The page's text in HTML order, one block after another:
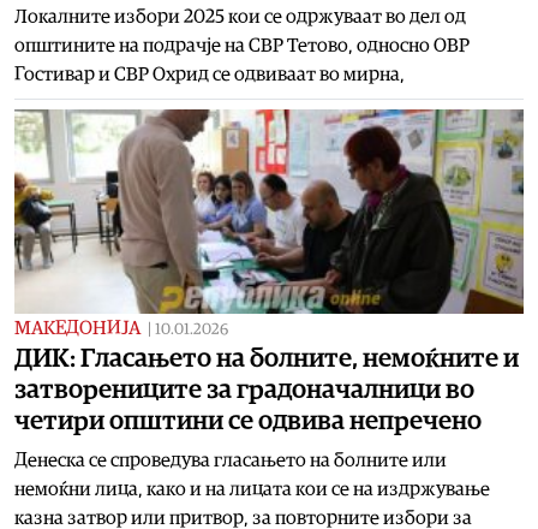
Локалните избори 2025 кои се одржуваат во дел од
општините на подрачје на СВР Тетово, односно ОВР
Гостивар и СВР Охрид се одвиваат во мирна,
МАКЕДОНИЈА 10.01.2026
ДИК: Гласањето на болните, немоќните и
затворениците за градоначалници во
четири општини се одвива непречено
Денеска се спроведува гласањето на болните или
немоќни лица, како и на лицата кои се на издржување
казна затвор или притвор, за повторните избори за